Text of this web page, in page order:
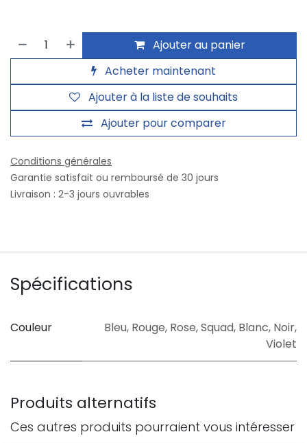
Ajouter au panier
Acheter maintenant
Ajouter pour comparer
Ajouter à la liste de souhaits
Conditions générales
Garantie satisfait ou remboursé de 30 jours
Livraison : 2-3 jours ouvrables
Spécifications
Couleur Bleu, Rouge, Rose,Squad, Blanc, Noir,
Violet
Produits alternatifs
Ces autres produits pourraient vous intéresser